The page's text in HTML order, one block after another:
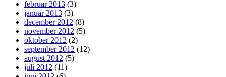
februar 2013 (3)
januar 2013 (3)
december 2012 (8)
november 2012 (5)
oktober 2012 (2)
september 2012 (12)
august 2012 (5)
juli 2012 (11)